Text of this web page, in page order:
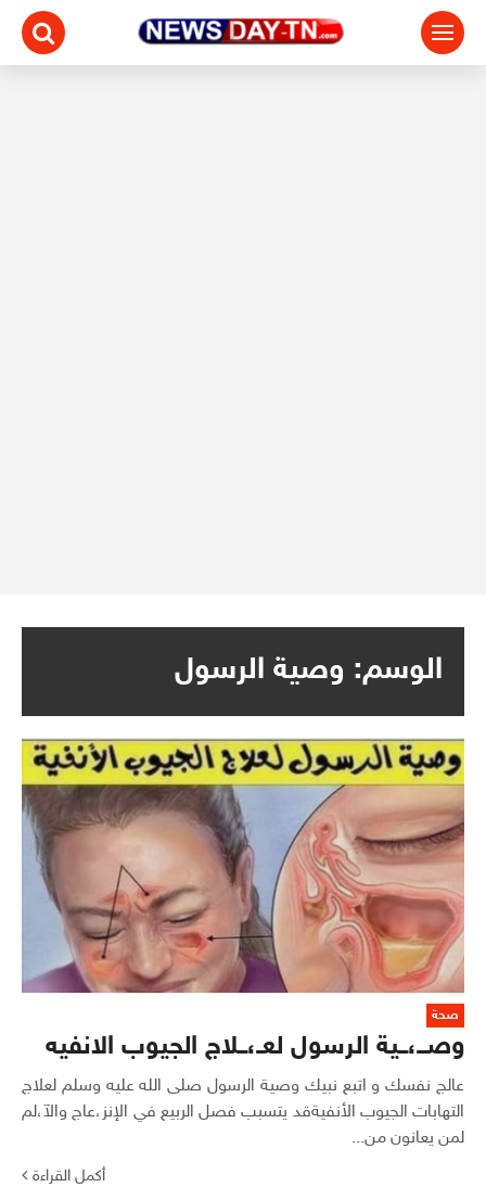
الوسم: وصية الرسول
صحة
وصــ،ــية الرسول لعـ،ــلاج الجيوب الانفيه
عالج نفسك و اتبع نبيك وصية الرسول صلى الله عليه وسلم لعلاج
التهابات الجيوب الأنفيةقد يتسبب فصل الربيع في الإنز،عاج والآ،لم
لمن يعانون من...
أكمل القراءة